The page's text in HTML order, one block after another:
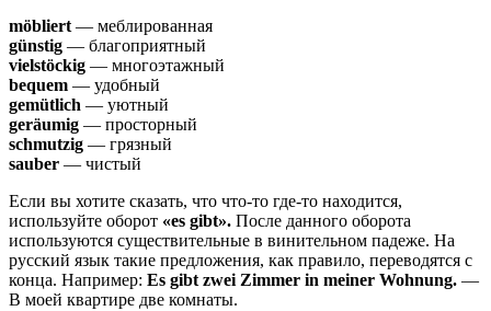
möbliert— меблированная
günstig — благоприятный
vielstöckig — многоэтажный
bequem — удобный
gemütlich — уютный
geräumig — просторный
schmutzig — грязный
sauber — чистый
Если вы хотите сказать, что что-то где-то находится,
используйте оборот «es gibt». После данного оборота
используются существительные в винительном падеже. На
русский язык такие предложения, как правило, переводятся с
конца. Например: Es gibt zwei Zimmer in meiner Wohnung. —
В моей квартире две комнаты.